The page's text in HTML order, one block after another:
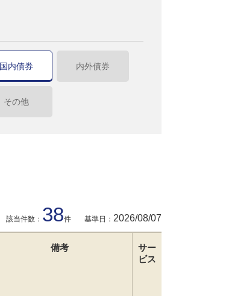
国内債券 内外債券
その他
該当件数： 38件 基準日： 2026/08/07
備考
サー
ビス